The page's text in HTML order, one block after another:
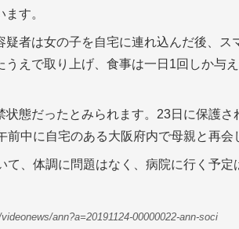
す。
者は女の子を自宅に連れ込んだ後、ス
うえで取り上げ、食事は一日1回しか与
態だったとみられます。23日に保護
中に自宅のある大阪府内で母親と再会
て、体調に問題はなく、病院に行く予定
ann?a=20191124-00000022-ann-soci